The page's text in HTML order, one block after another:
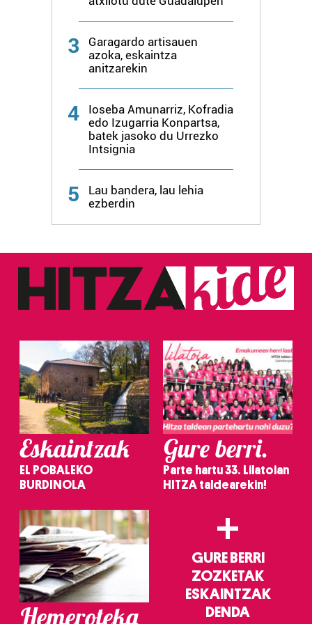
3
Garagardo artisauen
azoka, eskaintza
anitzarekin
4
Ioseba Amunarriz, Kofradia
edo Izugarria Konpartsa,
batek jasoko du Urrezko
Intsignia
5
Lau bandera, lau lehia
ezberdin
Eskaintzak
EL POBALEKO
BURDINOLA
Gure berri.
Parte hartu 33. Lilatoian
HITZA taldearekin!
Hemeroteka
+
GURE BERRI
ZOZKETAK
ESKAINTZAK
DENDA